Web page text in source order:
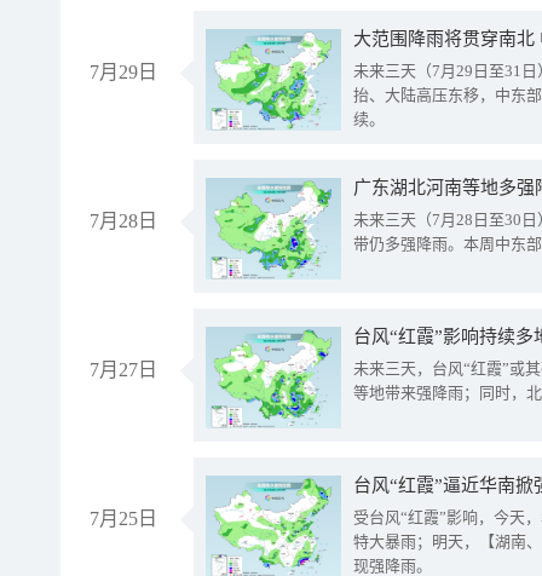
7月29日
大范围降雨将贯穿南
未来三天（7月29日至31
抬、大陆高压东移，中东
续。
7月28日
广东湖北河南等地多
未来三天（7月28日至30
带仍多强降雨。本周中东
7月27日
台风“红霞”影响持续
未来三天，台风“红霞”或
等地带来强降雨；同时，
7月25日
台风“红霞”逼近华南
受台风“红霞”影响，今天
特大暴雨；明天，【湖南
现强降雨。